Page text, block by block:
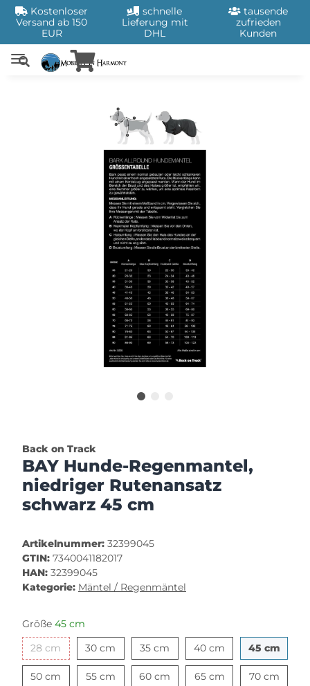
Kostenloser
Versand ab 150
EUR
schnelle
Lieferung mit
DHL
tausende
zufrieden
Kunden
Back on Track
BAY Hunde-Regenmantel,
niedriger Rutenansatz
schwarz 45 cm
Artikelnummer: 32399045
GTIN: 7340041182017
HAN: 32399045
Kategorie: Mäntel / Regenmäntel
Größe 45 cm
28 cm 28 cm30 cm 30 cm35 cm 35 cm40 cm 40 cm45 cm45
50 cm 50 cm55 cm55 cm60 cm 60 cm65 cm65 cm70 cm70 cm